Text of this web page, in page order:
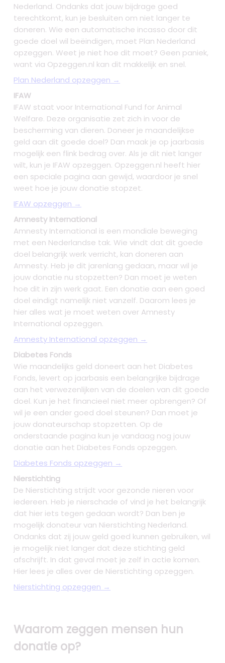
Nederland. Ondanks dat jouw bijdrage goed
terechtkomt, kun je besluiten om niet langer te
doneren. Wie een automatische incasso door dit
goede doel wil beëindigen, moet Plan Nederland
opzeggen. Weet je niet hoe dit moet? Geen paniek,
want via Opzeggen.nl kan dit makkelijk en snel.
Plan Nederland opzeggen →
IFAW
IFAW staat voor International Fund for Animal
Welfare. Deze organisatie zet zich in voor de
bescherming van dieren. Doneer je maandelijkse
geld aan dit goede doel? Dan maak je op jaarbasis
mogelijk een flink bedrag over. Als je dit niet langer
wilt, kun je IFAW opzeggen. Opzeggen.nl heeft hier
een speciale pagina aan gewijd, waardoor je snel
weet hoe je jouw donatie stopzet.
IFAW opzeggen →
Amnesty International
Amnesty International is een mondiale beweging
met een Nederlandse tak. Wie vindt dat dit goede
doel belangrijk werk verricht, kan doneren aan
Amnesty. Heb je dit jarenlang gedaan, maar wil je
jouw donatie nu stopzetten? Dan moet je weten
hoe dit in zijn werk gaat. Een donatie aan een goed
doel eindigt namelijk niet vanzelf. Daarom lees je
hier alles wat je moet weten over Amnesty
International opzeggen.
Amnesty International opzeggen →
Diabetes Fonds
Wie maandelijks geld doneert aan het Diabetes
Fonds, levert op jaarbasis een belangrijke bijdrage
aan het verwezenlijken van de doelen van dit goede
doel. Kun je het financieel niet meer opbrengen? Of
wil je een ander goed doel steunen? Dan moet je
jouw donateurschap stopzetten. Op de
onderstaande pagina kun je vandaag nog jouw
donatie aan het Diabetes Fonds opzeggen.
Diabetes Fonds opzeggen →
Nierstichting
De Nierstichting strijdt voor gezonde nieren voor
iedereen. Heb je nierschade of vind je het belangrijk
dat hier iets tegen gedaan wordt? Dan ben je
mogelijk donateur van Nierstichting Nederland.
Ondanks dat zij jouw geld goed kunnen gebruiken, wil
je mogelijk niet langer dat deze stichting geld
afschrijft. In dat geval moet je zelf in actie komen.
Hier lees je alles over de Nierstichting opzeggen.
Nierstichting opzeggen →
Waarom zeggen mensen hun
donatie op?